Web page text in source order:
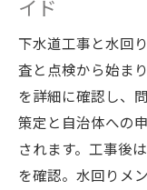
イド
下水道工事と水回
査と点検から始ま
を詳細に確認し、
策定と自治体への
されます。工事後
を確認。水回りメ